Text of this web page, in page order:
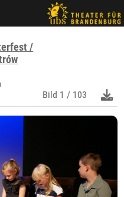
/
Bild 1 / 103